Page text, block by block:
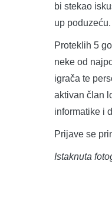
bi stekao
up poduzeću.
Proteklih 5
neke od
igrača te
aktivan član
informatike i
Prijave se
Istaknuta